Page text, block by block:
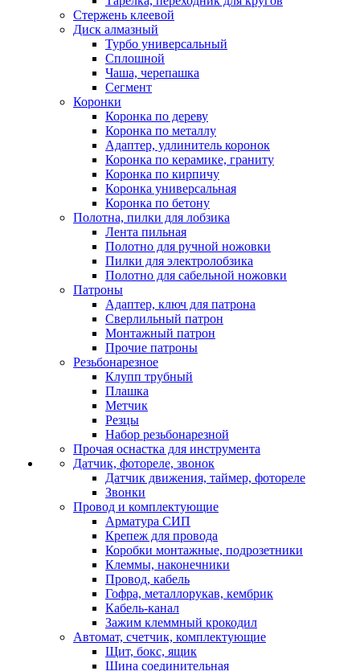
Стержень клеевой
Диск алмазный
Турбо универсальный
Сплошной
Чаша, черепашка
Сегмент
Коронки
Коронка по дереву
Коронка по металлу
Адаптер, удлинитель коронок
Коронка по керамике, граниту
Коронка по кирпичу
Коронка универсальная
Коронка по бетону
Полотна, пилки для лобзика
Лента пильная
Полотно для ручной ножовки
Пилки для электролобзика
Полотно для сабельной ножовки
Патроны
Адаптер, ключ для патрона
Сверлильный патрон
Монтажный патрон
Прочие патроны
Резьбонарезное
Клупп трубный
Плашка
Метчик
Резцы
Набор резьбонарезной
Прочая оснастка для инструмента
Датчик, фотореле, звонок
Датчик движения, таймер, фотореле
Звонки
Провод и комплектующие
Арматура СИП
Крепеж для провода
Коробки монтажные, подрозетники
Клеммы, наконечники
Провод, кабель
Гофра, металлорукав, кембрик
Кабель-канал
Зажим клеммный крокодил
Автомат, счетчик, комплектующие
Щит, бокс, ящик
Шина соединительная